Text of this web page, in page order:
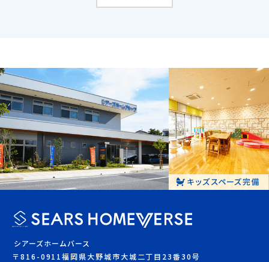
シアーズホームバース
〒816-0911福岡県大野城市大城二丁目23番30号